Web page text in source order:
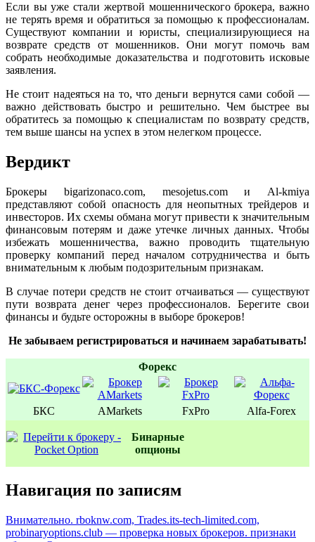
Если вы уже стали жертвой мошеннического брокера, важно
не терять время и обратиться за помощью к профессионалам.
Существуют компании и юристы, специализирующиеся на
возврате средств от мошенников. Они могут помочь вам
собрать необходимые доказательства и подготовить исковые
заявления.
Не стоит надеяться на то, что деньги вернутся сами собой —
важно действовать быстро и решительно. Чем быстрее вы
обратитесь за помощью к специалистам по возврату средств,
тем выше шансы на успех в этом нелегком процессе.
Вердикт
Брокеры bigarizonaco.com, mesojetus.com и Al-kmiya
представляют собой опасность для неопытных трейдеров и
инвесторов. Их схемы обмана могут привести к значительным
финансовым потерям и даже утечке личных данных. Чтобы
избежать мошенничества, важно проводить тщательную
проверку компаний перед началом сотрудничества и быть
внимательным к любым подозрительным признакам.
В случае потери средств не стоит отчаиваться — существуют
пути возврата денег через профессионалов. Берегите свои
финансы и будьте осторожны в выборе брокеров!
Не забываем регистрироваться и начинаем зарабатывать!
Форекс
БКС AMarkets FxPro Alfa-Forex
Бинаpные
oпционы
Навигация по записям
Внимательно. rboknw.com, Trades.its-tech-limited.com,
probinaryoptions.club — проверка новых брокеров. признаки